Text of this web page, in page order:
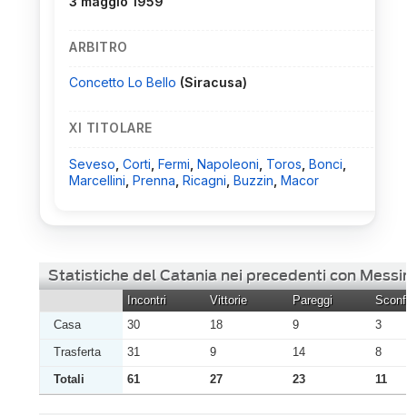
ARBITRO
Concetto Lo Bello (Siracusa)
XI TITOLARE
Seveso Corti Fermi Napoleoni Toros Bonci
Marcellini Prenna Ricagni Buzzin Macor
Statistiche del Catania nei precedenti con
Incontri Vittorie Pareggi
Casa
30 18 9
3
Trasferta
31 9 14
8
Totali
61 27 23 11